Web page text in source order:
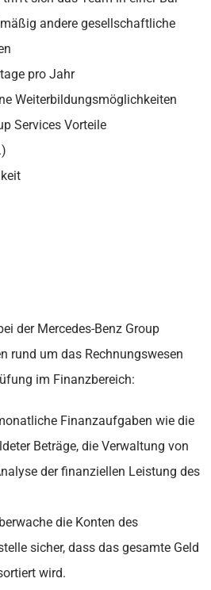
andere gesellschaftliche
pro Jahr
Weiterbildungsmöglichkeiten
Services Vorteile
der Mercedes-Benz Group
rund um das Rechnungswesen
im Finanzbereich:
Finanzaufgaben wie die
Beträge, die Verwaltung von
der finanziellen Leistung des
die Konten des
sicher, dass das gesamte Geld
wird.